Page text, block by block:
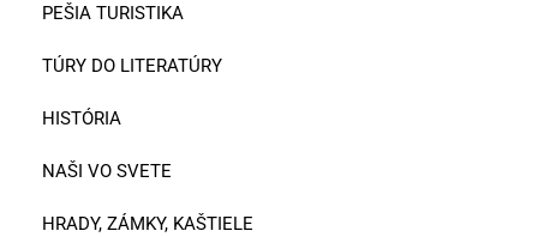
PEŠIA TURISTIKA
TÚRY DO LITERATÚRY
HISTÓRIA
NAŠI VO SVETE
HRADY, ZÁMKY, KAŠTIELE